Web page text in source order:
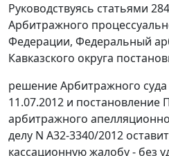
Руководствуясь статьями 284
Арбитражного
Федерации, Федеральный
Кавказского округа
решение Арбитражного суда
11.07.2012 и постановление
арбитражного
делу N А32-3340/2012
кассационную жалобу - без